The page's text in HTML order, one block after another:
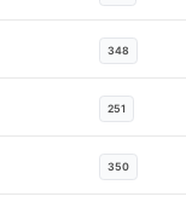
348
251
350